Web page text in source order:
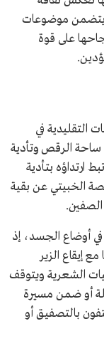
يتضمن موضوعات
على قوة
التقليدية في
ساحة الرقص وتأدية
ارتداؤه بتأدية
الخبيتي عن بقية
في أوضاع الجسد، إذ
إيقاع الزير
الشعرية ويتوقف
أو ضمن مسيرة
بالتصفيق أو